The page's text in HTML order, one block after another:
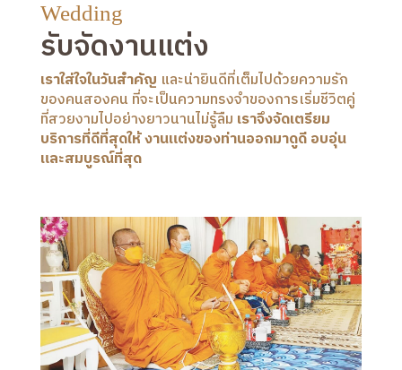
Wedding
รับจัดงานแต่ง
เราใส่ใจในวันสำคัญ และน่ายินดีที่เต็มไปด้วยความรัก
ของคนสองคน ที่จะเป็นความทรงจำของการเริ่มชีวิตคู่
ที่สวยงามไปอย่างยาวนานไม่รู้ลืม เราจึงจัดเตรียม
บริการที่ดีที่สุดให้ งานแต่งของท่านออกมาดูดี อบอุ่น
และสมบูรณ์ที่สุด